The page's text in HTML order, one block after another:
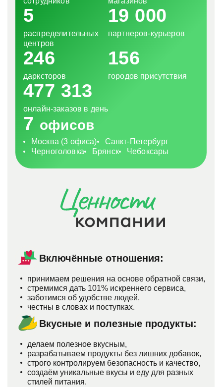
19 000
партнеров-курьеров
156
городов присутствия
246
дарксторов
5
распределительных
центров
477 313
онлайн-заказов в день
7 офисов
Москва (3 офиса)
Санкт-Петербург
Черноголовка
Брянск Чебоксары
Включённые отношения:
принимаем решения на основе обратной связи,
стремимся дать 101% искреннего сервиса,
заботимся об удобстве людей,
честны в словах и поступках.
Вкусные и полезные продукты:
делаем полезное вкусным,
разрабатываем продукты без лишних добавок,
строго контролируем безопасность и качество,
создаём уникальные вкусы и еду для разных
стилей питания.